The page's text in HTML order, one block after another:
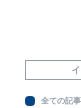
全ての記事